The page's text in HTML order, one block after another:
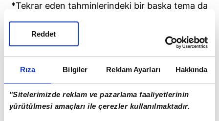
Rıza Bilgiler Reklam Ayarları Hakkında
"Sitelerimizde reklam ve pazarlama faaliyetlerinin
yürütülmesi amaçları ile çerezler kullanılmaktadır.
Reddet
*Tekrar eden tahminlerindeki bir başka tema da